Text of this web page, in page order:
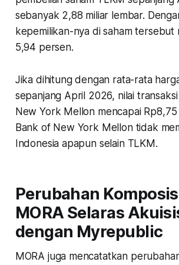
sebanyak 2,88 miliar lembar.
kepemilikan-nya di saham tersebut
5,94 persen.
Jika dihitung dengan rata-rata
sepanjang April 2026, nilai
New York Mellon mencapai
Bank of New York Mellon tidak
Indonesia apapun selain TLKM.
Perubahan
MORA Selaras
dengan Myrepublic
MORA juga mencatatkan